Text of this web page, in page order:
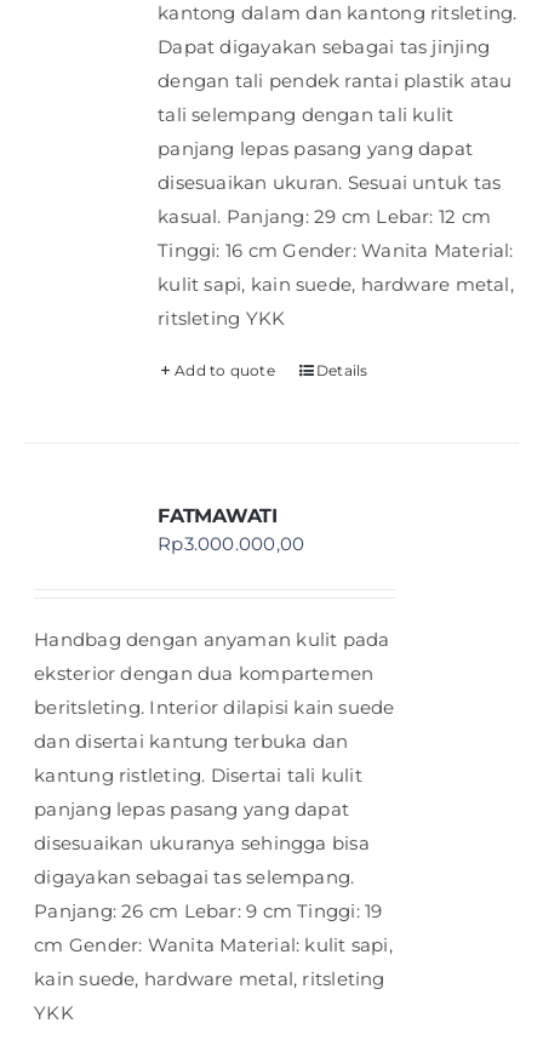
kantong dalam dan kantong ritsleting.
Dapat digayakan sebagai tas jinjing
dengan tali pendek rantai plastik atau
tali selempang dengan tali kulit
panjang lepas pasang yang dapat
disesuaikan ukuran. Sesuai untuk tas
kasual. Panjang: 29 cm Lebar: 12 cm
Tinggi: 16 cm Gender: Wanita Material:
kulit sapi, kain suede, hardware metal,
ritsleting YKK
Add to quote Details
FATMAWATI
Rp3.000.000,00
Handbag dengan anyaman kulit pada
eksterior dengan dua kompartemen
beritsleting. Interior dilapisi kain suede
dan disertai kantung terbuka dan
kantung ristleting. Disertai tali kulit
panjang lepas pasang yang dapat
disesuaikan ukuranya sehingga bisa
digayakan sebagai tas selempang.
Panjang: 26 cm Lebar: 9 cm Tinggi: 19
cm Gender: Wanita Material: kulit sapi,
kain suede, hardware metal, ritsleting
YKK